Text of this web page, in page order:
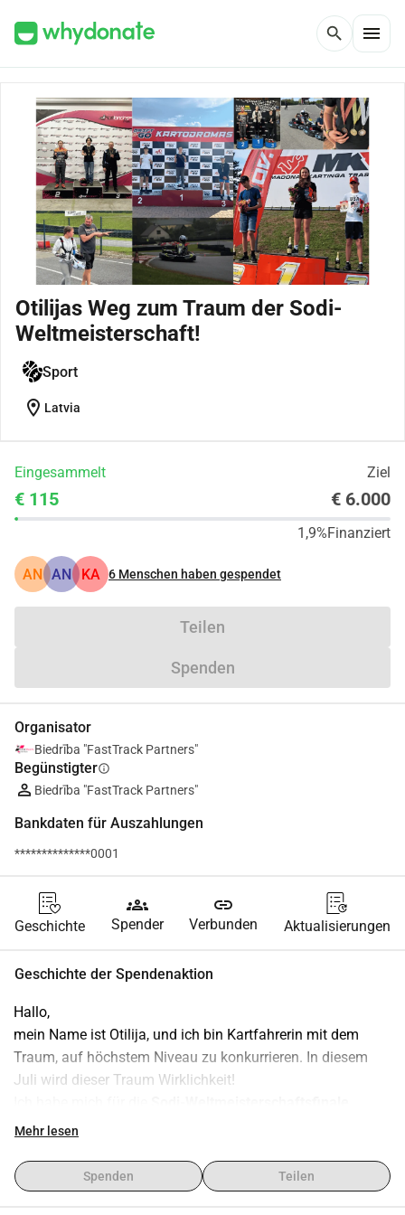
search menu
Otilijas Weg zum Traum der Sodi-
Weltmeisterschaft!
Sport
location_on Latvia
Eingesammelt Ziel
€ 115 € 6.000
1,9%Finanziert
AN AN KA 6 Menschen haben gespendet
Teilen
Spenden
Organisator
Biedrība "FastTrack Partners"
Begünstigterinfo
Biedrība "FastTrack Partners"
Bankdaten für Auszahlungen
**************0001
Geschichte
groups
Spender
link
Verbunden Aktualisierungen
Geschichte der Spendenaktion
Hallo,
mein Name ist Otilija, und ich bin Kartfahrerin mit dem
Traum, auf höchstem Niveau zu konkurrieren. In diesem
Juli wird dieser Traum Wirklichkeit!
qualifiziert, wo ich die beiden
Dies ist der Höhepunkt von drei Jahren harter Arbeit,
Engagement und unzähligen Stunden auf der Strecke und
Mehr lesen
Spenden Teilen